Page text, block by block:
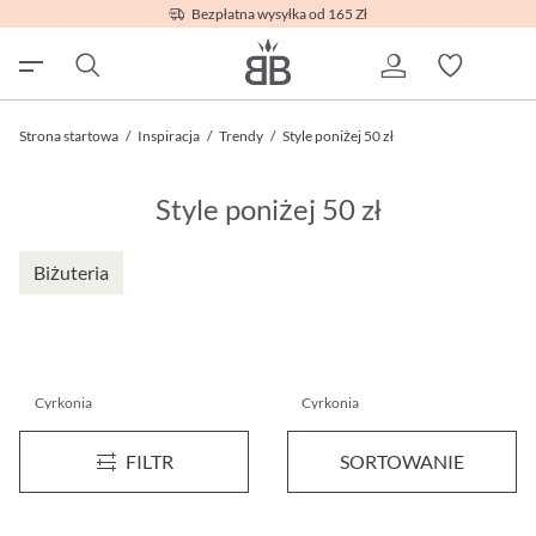
Bezpłatna wysyłka od 165 Zł
Strona startowa / Inspiracja / Trendy / Style poniżej 50 zł
Style poniżej 50 zł
Biżuteria
FILTR SORTOWANIE
Cyrkonia
Kolczyki sztyfty - Exclusive Glam
Cyrkonia
Zestaw biżuterii - Floral Shine
199,00 zł*